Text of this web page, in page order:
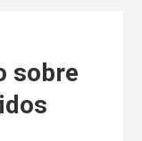
sobre